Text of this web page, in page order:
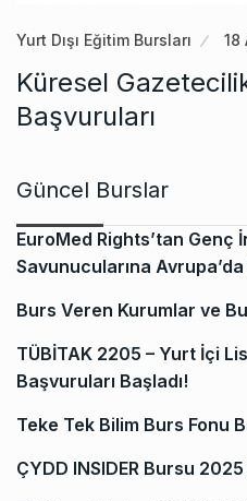
Yurt Dışı Eğitim Bursları 18
Küresel
Başvuruları
Güncel Burslar
EuroMed Rights’tan Genç
Savunucularına
Burs Veren Kurumlar ve
TÜBİTAK 2205 – Yurt İçi
Başvuruları Başladı!
Teke Tek Bilim Burs Fonu
ÇYDD INSIDER Bursu